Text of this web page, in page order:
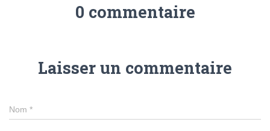
0 commentaire
Laisser un commentaire
Nom *